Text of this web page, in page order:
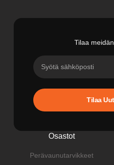
Tilaa
Tilaa
Osastot
Perävaunutarvikkeet